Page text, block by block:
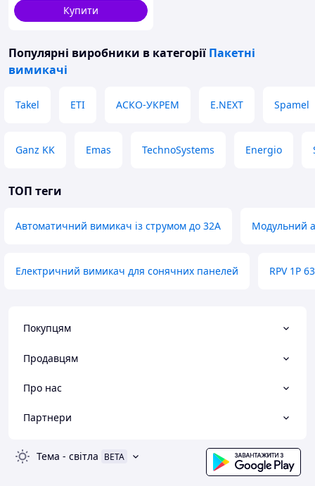
Купити
Популярні виробники в категорії Пакетні
вимикачі
Takel ETI АСКО-УКРЕМ E.NEXT Spamel
Ganz KK Emas TechnoSystems Energio
ТОП теги
Автоматичний вимикач із струмом до 32A Модульний
Електричний вимикач для сонячних панелей RPV 1P
Покупцям
Продавцям
Про нас
Партнери
Тема - світла BETA